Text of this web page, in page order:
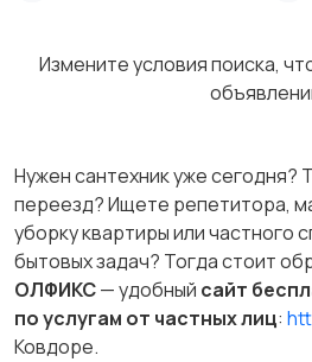
Измените условия поиска,
Нужен сантехник уже сегодня?
переезд? Ищете репетитора,
уборку квартиры или частного
бытовых задач? Тогда стоит
ОЛФИКС— удобный сайт
по услугам от частных лиц:
Ковдоре.